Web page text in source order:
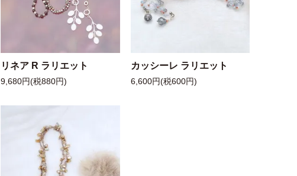
リネア R ラリエット
9,680円(税880円)
カッシーレ ラリエット
6,600円(税600円)